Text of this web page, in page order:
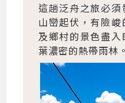
這趟泛舟之旅必
山巒起伏，有險
及鄉村的景色盡
葉濃密的熱帶雨林。